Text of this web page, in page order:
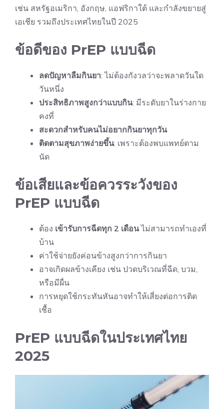
เช่น สหรัฐอเมริกา, อังกฤษ, แอฟริกาใต้ และกำลังขยายสู่
เอเชีย รวมถึงประเทศไทยในปี 2025
ข้อดีของ PrEP แบบฉีด
ลดปัญหาลืมกินยา: ไม่ต้องกังวลว่าจะพลาดวันใด
วันหนึ่ง
ประสิทธิภาพสูงกว่าแบบกิน: มีระดับยาในร่างกาย
คงที่
สะดวกสำหรับคนไม่อยากกินยาทุกวัน
ติดตามสุขภาพง่ายขึ้น: เพราะต้องพบแพทย์ตาม
นัด
ข้อเสียและข้อควรระวังของ
PrEP แบบฉีด
ต้อง เข้ารับการฉีดทุก 2 เดือนไม่สามารถทำเองที่
บ้าน
ค่าใช้จ่ายยังค่อนข้างสูงกว่าการกินยา
อาจเกิดผลข้างเคียง เช่น ปวดบริเวณที่ฉีด, บวม,
หรือมีผื่น
การหยุดใช้กระทันหันอาจทำให้เสี่ยงต่อการติด
เชื้อ
PrEP แบบฉีดในประเทศไทย
2025